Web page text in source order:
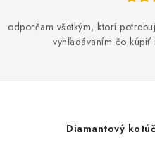
odporčam všetkým, ktorí
vyhľadávaním čo
Diamantový